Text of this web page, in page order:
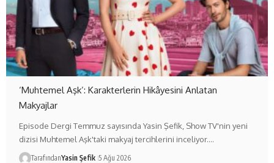
‘Muhtemel Aşk’: Karakterlerin Hikâyesini Anlatan
Makyajlar
Episode Dergi Temmuz sayısında Yasin Şefik, Show TV'nin yeni
dizisi Muhtemel Aşk'taki makyaj tercihlerini inceliyor.…
TarafındanYasin Şefik 5 Ağu 2026